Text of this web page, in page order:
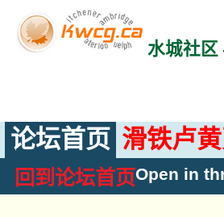
水城社区
论坛首页 滑铁卢
回到论坛首页Open in